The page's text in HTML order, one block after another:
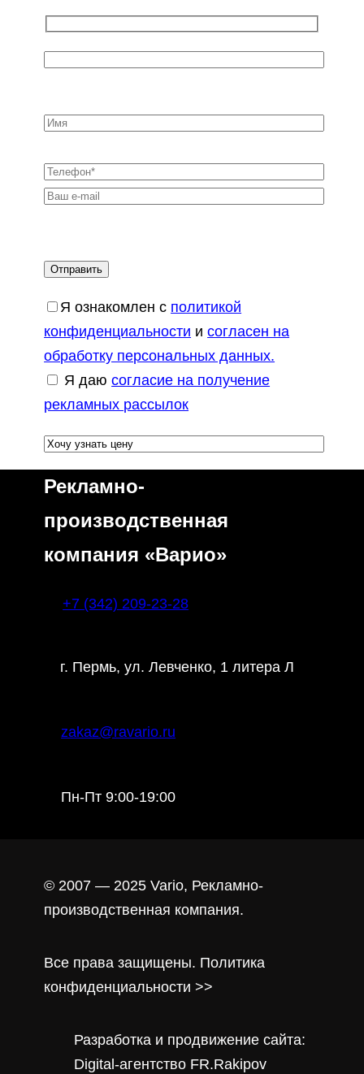
Я ознакомлен с политикой
конфиденциальности исогласен на
обработку персональных данных.
Я даюсогласие на получение
рекламных рассылок
Рекламно-
производственная
компания «Варио»
+7 (342) 209-23-28
г. Пермь, ул. Левченко, 1 литера Л
zakaz@ravario.ru
Пн-Пт 9:00-19:00
© 2007 — 2025 Vario, Рекламно-
производственная компания.
Все права защищены. Политика
конфиденциальности >>
Разработка и продвижение сайта:
Digital-агентство FR.Rakipov